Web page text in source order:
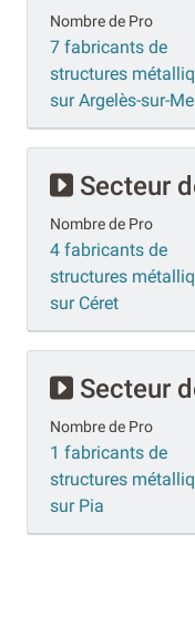
Nombre de Pro
7 fabricants de
structures
sur Argelès-sur-
Secteur
Nombre de Pro
4 fabricants de
structures
sur Céret
Secteur
Nombre de Pro
1 fabricants de
structures
sur Pia